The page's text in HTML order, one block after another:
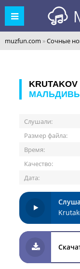
muzfun.com »Сочные
KRUTAKOV
Слушали:
Размер файла:
Время:
Качество:
Дата: